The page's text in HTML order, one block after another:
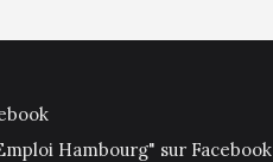
Hambourg" sur Facebook